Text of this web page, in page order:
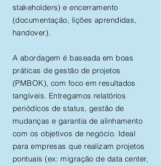
stakeholders) e encerramento
(documentação, lições aprendidas,
handover).
A abordagem é baseada em boas
práticas de gestão de projetos
(PMBOK), com foco em resultados
tangíveis. Entregamos relatórios
periódicos de status, gestão de
mudanças e garantia de alinhamento
com os objetivos de negócio. Ideal
para empresas que realizam projetos
pontuais (ex: migração de data center,